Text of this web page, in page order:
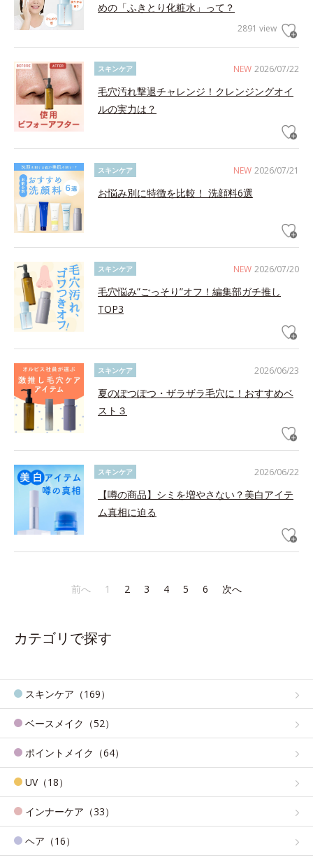
めの「ふきとり化粧水」って？
2891 view
NEW 2026/07/22
スキンケア
毛穴汚れ撃退チャレンジ！クレンジングオイ
ルの実力は？
NEW 2026/07/21
スキンケア
お悩み別に特徴を比較！ 洗顔料6選
NEW 2026/07/20
スキンケア
毛穴悩み”ごっそり”オフ！編集部ガチ推し
TOP3
2026/06/23
スキンケア
夏のぽつぽつ・ザラザラ毛穴に！おすすめベ
スト３
2026/06/22
スキンケア
【噂の商品】シミを増やさない？美白アイテ
ム真相に迫る
前へ 1 2 3 4 5 6 次へ
カテゴリで探す
スキンケア（169）
ベースメイク（52）
ポイントメイク（64）
UV（18）
インナーケア（33）
ヘア（16）